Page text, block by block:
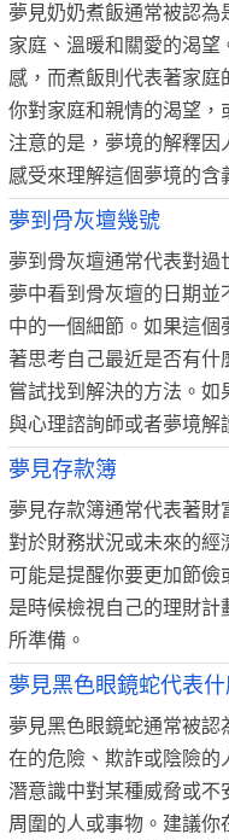
夢見奶奶煮飯通常被認
家庭、溫暖和關愛的渴望
感，而煮飯則代表著家庭
你對家庭和親情的渴望，
注意的是，夢境的解釋因
感受來理解這個夢境的含
夢到骨灰壇幾號
夢到骨灰壇通常代表對過
夢中看到骨灰壇的日期並
中的一個細節。如果這
著思考自己最近是否有什
嘗試找到解決的方法。如
與心理諮詢師或者夢境解
夢見存款簿
夢見存款簿通常代表著
對於財務狀況或未來的經
可能是提醒你要更加節
是時候檢視自己的理財計
所準備。
夢見黑色眼鏡蛇代表什
夢見黑色眼鏡蛇通常被
在的危險、欺詐或陰險的
潛意識中對某種威脅或不
周圍的人或事物。建議你